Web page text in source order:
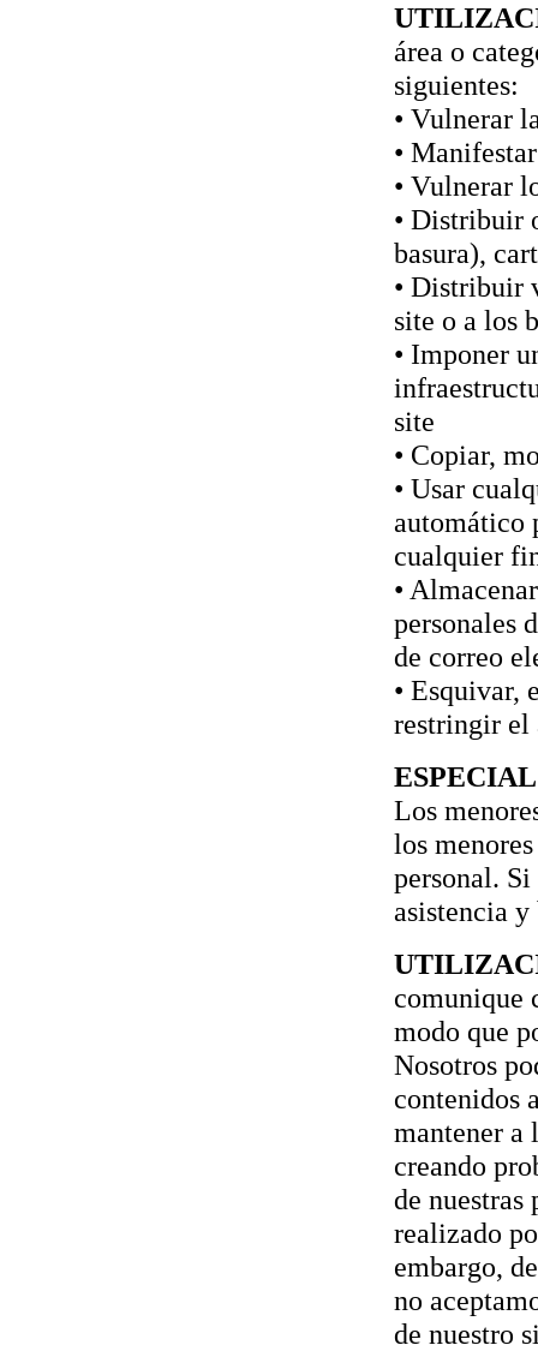
área o
siguientes:
• Vulnerar
•
• Vulnerar
• Distribuir
basura),
• Distribuir
site o a los
• Imponer
site
• Copiar,
• Usar
automático
cualquier
•
personales
de correo
• Esquivar,
restringir el
Los
los
personal.
asistencia y
comunique
modo que
Nosotros
contenidos
mantener a
creando
de
realizado
embargo,
no
de nuestro